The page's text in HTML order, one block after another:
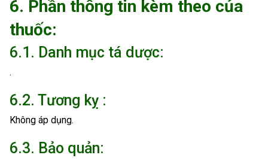
6. Phần thông tin kèm theo của
thuốc:
6.1. Danh mục tá dược:
.
6.2. Tương kỵ :
Không áp dụng.
6.3. Bảo quản: